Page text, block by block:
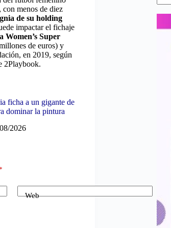
con menos de diez
de su holding
impactar el fichaje
Women’s Super
de euros) y
en 2019, según
2Playbook.
ficha a un gigante de
dominar la pintura
2026
Web